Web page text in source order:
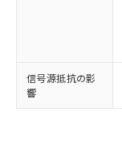
信号源抵抗の影
響